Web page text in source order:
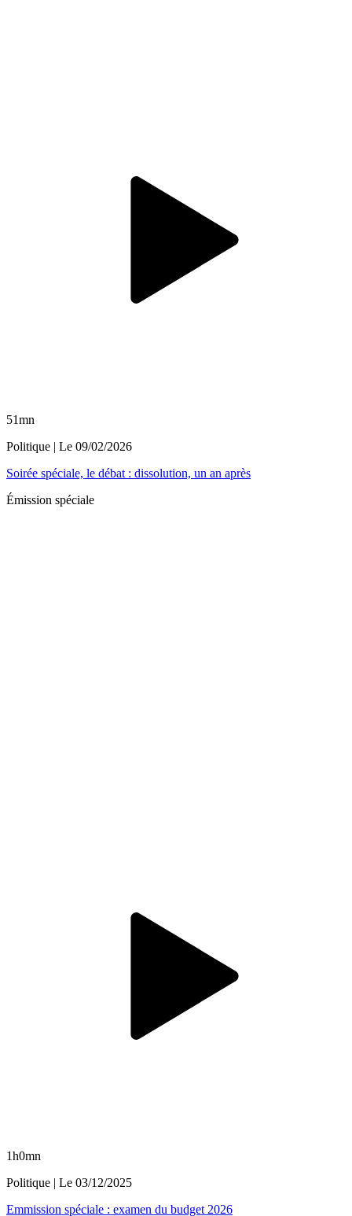
51mn
Politique | Le 09/02/2026
Soirée spéciale, le débat : dissolution, un an après
Émission spéciale
1h0mn
Politique | Le 03/12/2025
Emmission spéciale : examen du budget 2026